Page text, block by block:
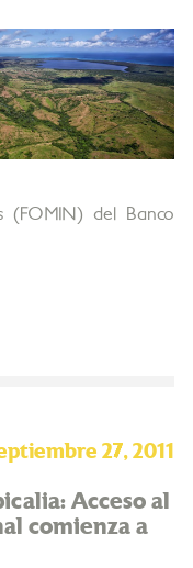
(FOMIN) del Banco
27, 2011
Acceso al
comienza a